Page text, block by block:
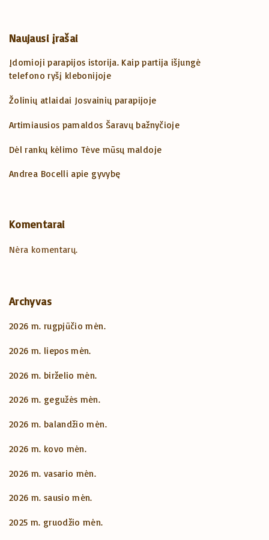
Naujausi įrašai
Įdomioji parapijos istorija. Kaip partija išjungė
telefono ryšį klebonijoje
Žolinių atlaidai Josvainių parapijoje
Artimiausios pamaldos Šaravų bažnyčioje
Dėl rankų kėlimo Tėve mūsų maldoje
Andrea Bocelli apie gyvybę
Komentarai
Nėra komentarų.
Archyvas
2026 m. rugpjūčio mėn.
2026 m. liepos mėn.
2026 m. birželio mėn.
2026 m. gegužės mėn.
2026 m. balandžio mėn.
2026 m. kovo mėn.
2026 m. vasario mėn.
2026 m. sausio mėn.
2025 m. gruodžio mėn.